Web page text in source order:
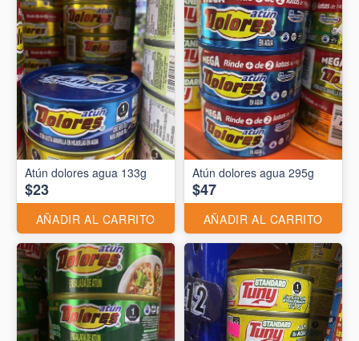
Atún dolores agua 133g
$23
AÑADIR AL CARRITO
Atún dolores agua 295g
$47
AÑADIR AL CARRITO